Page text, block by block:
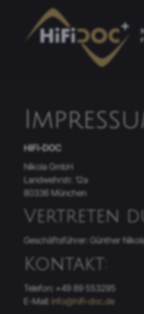
HiFi-DOC
Nikola GmbH
Landwehrstr. 12a
80336 München
Vertreten
Geschäftsführer: Günther
Kontakt:
Telefon: +49 89 553295
E-Mail: info@hifi-doc.de